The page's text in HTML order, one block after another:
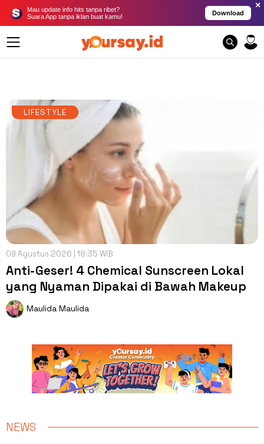
Mau update info hits tanpa ribet?
Suara App tanpa iklan buat kamu!
Download
×
LIFESTYLE
09 Agustus 2026 | 18:35 WIB
Anti-Geser! 4 Chemical Sunscreen Lokal
yang Nyaman Dipakai di Bawah Makeup
Maulida Maulida
NEWS